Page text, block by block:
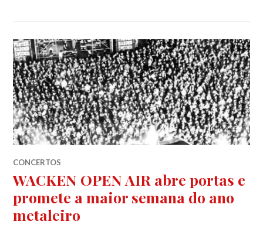
CONCERTOS
WACKEN OPEN AIR abre portas e
promete a maior semana do ano
metaleiro